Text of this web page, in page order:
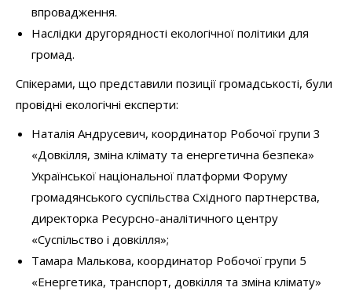
впровадження.
Наслідки другорядності екологічної політики для
громад.
Спікерами, що представили позиції громадськості, були
провідні екологічні експерти:
Наталія Андрусевич, координатор Робочої групи 3
«Довкілля, зміна клімату та енергетична безпека»
Української національної платформи Форуму
громадянського суспільства Східного партнерства,
директорка Ресурсно-аналітичного центру
«Суспільство і довкілля»;
Тамара Малькова, координатор Робочої групи 5
«Енергетика, транспорт, довкілля та зміна клімату»